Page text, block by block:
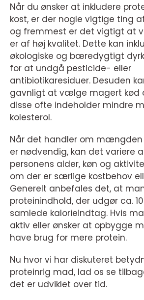
Når du ønsker at inkludere
kost, er der nogle vigtige ting
og fremmest er det vigtigt at
er af høj kvalitet. Dette kan
økologiske og bæredygtigt
for at undgå pesticide- eller
antibiotikaresiduer. Desuden
gavnligt at vælge magert kød
disse ofte indeholder mindre
kolesterol.
Når det handler om mængden
er nødvendig, kan det variere
personens alder, køn og
om der er særlige kostbehov
Generelt anbefales det, at
proteinindhold, der udgør ca.
samlede kalorieindtag. Hvis
aktiv eller ønsker at opbygge
have brug for mere protein.
Nu hvor vi har diskuteret
proteinrig mad, lad os se
det er udviklet over tid.